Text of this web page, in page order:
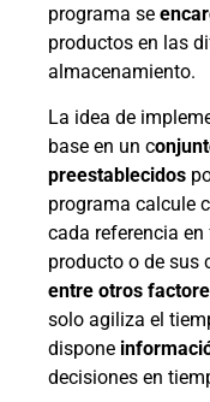
programa se
productos en las
almacenamiento.
La idea de
base en un c
preestablecidos
programa calcule
cada referencia
producto o de sus
entre otros
solo agiliza el
dispone
decisiones en